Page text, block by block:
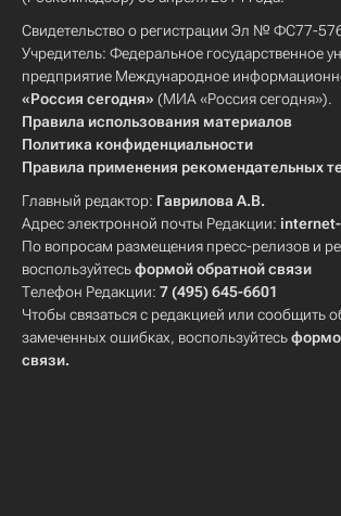
Свидетельство о регистрации Эл № ФС77-
Учредитель: Федеральное государственное
предприятие Международное
«Россия сегодня» (МИА «Россия сегодня»).
Правила использования материалов
Политика конфиденциальности
Правила применения рекомендательных
Главный редактор: Гаврилова А.В.
Адрес электронной почты Редакции:
По вопросам размещения пресс-релизов и
воспользуйтесьформой обратной связи
Телефон Редакции: 7 (495) 645-6601
Чтобы связаться с редакцией или сообщить
замеченных ошибках, воспользуйтесь
связи.